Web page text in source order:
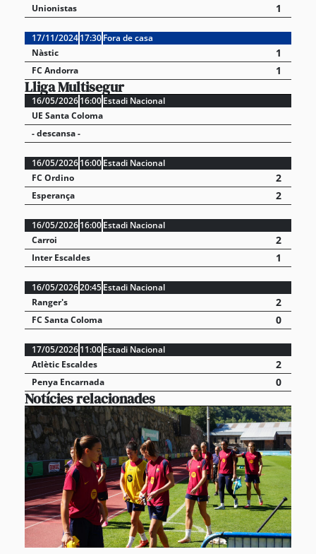
Unionistas 1
17/11/202417:30Fora de casa
Nàstic
1
FC Andorra 1
Lliga Multisegur
16/05/202616:00Estadi Nacional
UE Santa Coloma
- descansa -
16/05/202616:00Estadi Nacional
FC Ordino
2
Esperança 2
16/05/202616:00Estadi Nacional
Carroi
2
Inter Escaldes 1
16/05/202620:45Estadi Nacional
Ranger's
2
FC Santa Coloma 0
17/05/202611:00Estadi Nacional
Atlètic Escaldes
2
Penya Encarnada 0
Notícies relacionades